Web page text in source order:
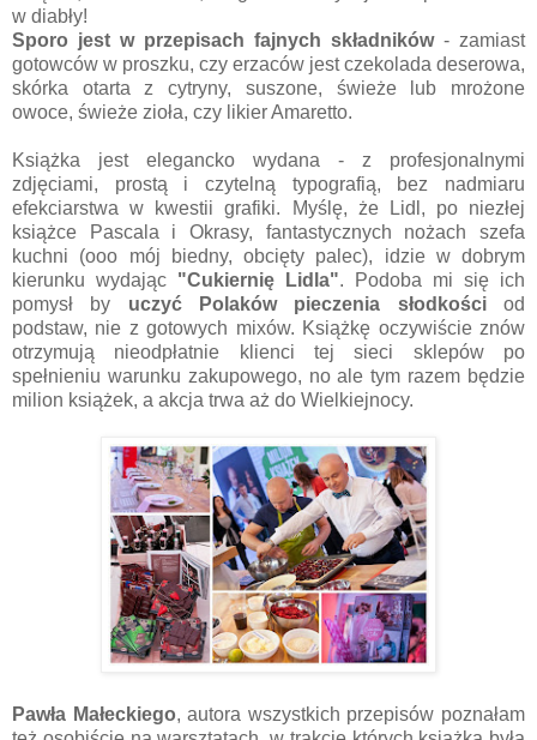
w diabły!
Sporo jest w przepisach fajnych składników- zamiast
gotowców w proszku, czy erzaców jest czekolada deserowa,
skórka otarta z cytryny, suszone, świeże lub mrożone
owoce, świeże zioła, czy likier Amaretto.
Książka jest elegancko wydana - z profesjonalnymi
zdjęciami, prostą i czytelną typografią, bez nadmiaru
efekciarstwa w kwestii grafiki. Myślę, że Lidl, po niezłej
książce Pascala i Okrasy, fantastycznych nożach szefa
kuchni (ooo mój biedny, obcięty palec), idzie w dobrym
kierunku wydając "Cukiernię Lidla". Podoba mi się ich
pomysł by uczyć Polaków pieczenia słodkościod
podstaw, nie z gotowych mixów. Książkę oczywiście znów
otrzymują nieodpłatnie klienci tej sieci sklepów po
spełnieniu warunku zakupowego, no ale tym razem będzie
milion książek, a akcja trwa aż do Wielkiejnocy.
Pawła Małeckiego, autora wszystkich przepisów poznałam